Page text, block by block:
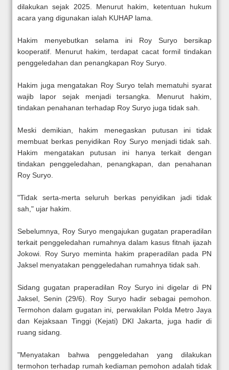
dilakukan sejak 2025. Menurut hakim, ketentuan hukum
acara yang digunakan ialah KUHAP lama.
Hakim menyebutkan selama ini Roy Suryo bersikap
kooperatif. Menurut hakim, terdapat cacat formil tindakan
penggeledahan dan penangkapan Roy Suryo.
Hakim juga mengatakan Roy Suryo telah mematuhi syarat
wajib lapor sejak menjadi tersangka. Menurut hakim,
tindakan penahanan terhadap Roy Suryo juga tidak sah.
Meski demikian, hakim menegaskan putusan ini tidak
membuat berkas penyidikan Roy Suryo menjadi tidak sah.
Hakim mengatakan putusan ini hanya terkait dengan
tindakan penggeledahan, penangkapan, dan penahanan
Roy Suryo.
"Tidak serta-merta seluruh berkas penyidikan jadi tidak
sah," ujar hakim.
Sebelumnya, Roy Suryo mengajukan gugatan praperadilan
terkait penggeledahan rumahnya dalam kasus fitnah ijazah
Jokowi. Roy Suryo meminta hakim praperadilan pada PN
Jaksel menyatakan penggeledahan rumahnya tidak sah.
Sidang gugatan praperadilan Roy Suryo ini digelar di PN
Jaksel, Senin (29/6). Roy Suryo hadir sebagai pemohon.
Termohon dalam gugatan ini, perwakilan Polda Metro Jaya
dan Kejaksaan Tinggi (Kejati) DKI Jakarta, juga hadir di
ruang sidang.
"Menyatakan bahwa penggeledahan yang dilakukan
termohon terhadap rumah kediaman pemohon adalah tidak